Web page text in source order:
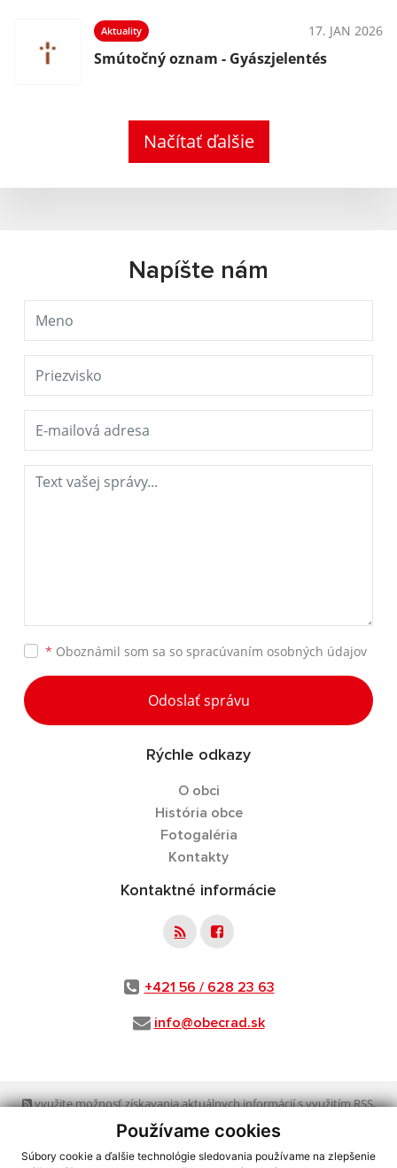
Používame cookies
Súbory cookie a ďalšie technológie sledovania používame na zlepšenie
Aktuality 17. JAN 2026
Smútočný oznam - Gyászjelentés
Načítať ďalšie
Napíšte nám
* Oboznámil som sa so spracúvaním osobných údajov
Odoslať správu
Rýchle odkazy
O obci
História obce
Fotogaléria
Kontakty
Kontaktné informácie
+421 56 / 628 23 63
info@obecrad.sk
využite možnosť získavania aktuálnych informácií s využitím RSS,
CMS systém (redakčný) systém ECHELON 2, Mapa stránok
webex.digital, s.r.o.,domény,registrácia domény
spoločnosť webex.digital, s.r.o.,technický prevádzkovateľ